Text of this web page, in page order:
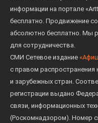
информации на портале
бесплатно. Продвижение
абсолютно бесплатно. Мы
для сотрудничества.
СМИ Сетевое издание
с правом распространения
и зарубежных стран.
регистрации выдано
связи, информационных
(Роскомнадзором). Номер